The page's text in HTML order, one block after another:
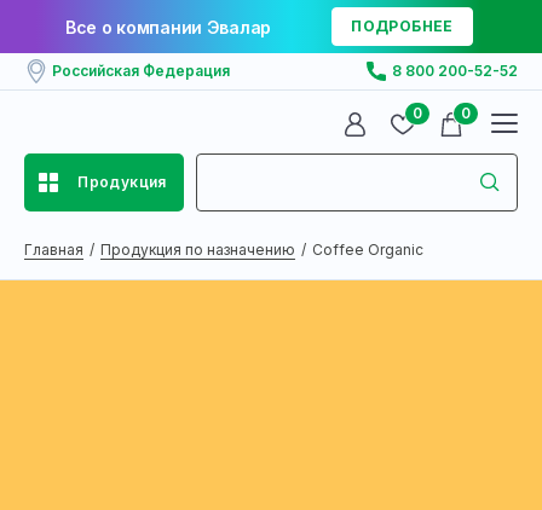
Все о компании Эвалар ПОДРОБНЕЕ
Российская Федерация 8 800 200-52-52
0 0
Продукция
Главная Продукция по назначению Сoffee Organic